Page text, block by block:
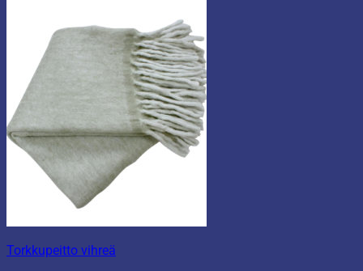
Torkkupeitto vihreä